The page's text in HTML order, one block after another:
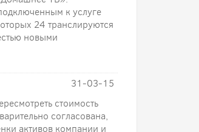
к услуге
24 транслируются
новыми
31-03-15
стоимость
согласована,
активов компании и